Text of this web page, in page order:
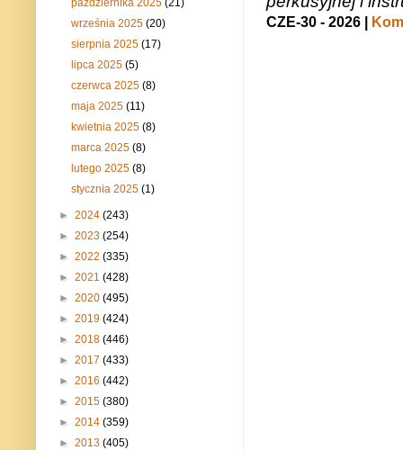
CZE-30 - 2026 |
października 2025(21)
września 2025(20)
sierpnia 2025(17)
lipca 2025(5)
czerwca 2025(8)
maja 2025(11)
kwietnia 2025(8)
marca 2025(8)
lutego 2025(8)
stycznia 2025(1)
► 2024 (243)
► 2023 (254)
► 2022 (335)
► 2021 (428)
► 2020 (495)
► 2019 (424)
► 2018 (446)
► 2017 (433)
► 2016 (442)
► 2015 (380)
► 2014 (359)
► 2013 (405)